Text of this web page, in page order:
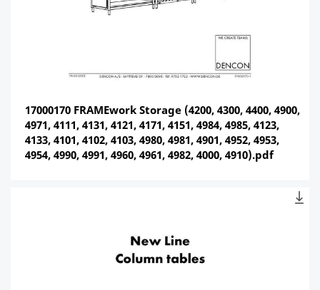
17000170 FRAMEwork Storage (4200, 4300, 4400, 4900,
4971, 4111, 4131, 4121, 4171, 4151, 4984, 4985, 4123,
4133, 4101, 4102, 4103, 4980, 4981, 4901, 4952, 4953,
4954, 4990, 4991, 4960, 4961, 4982, 4000, 4910).pdf